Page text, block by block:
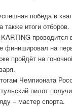
победа в
также итоги отборов.
проводится
финишировал на
пройдёт на
Чемпионата
пилот
– мастер спорта.